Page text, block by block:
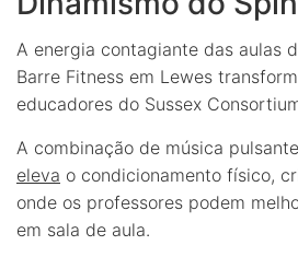
A energia contagiante das aulas
Barre Fitness em Lewes
educadores do Sussex
A combinação de música
eleva o condicionamento físico,
onde os professores podem
em sala de aula.